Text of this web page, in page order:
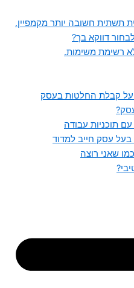
תשתית חשובה יותר מקמפיין.
דווקא בך?
רשימת משימות.
על קבלת החלטות בעסק
תוכניות עבודה
שאני רוצה